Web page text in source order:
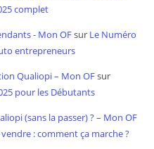
complet
- Mon OFsur Le Numéro
entrepreneurs
Qualiopi – Mon OFsur
pour les Débutants
(sans la passer) ? – Mon OF
: comment ça marche ?